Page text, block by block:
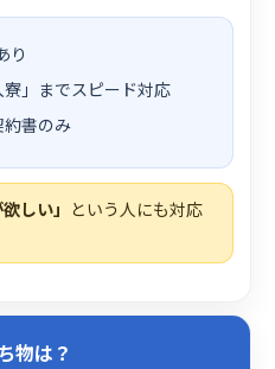
り
」までスピード対応
書のみ
しい」 という人にも対応
物は？